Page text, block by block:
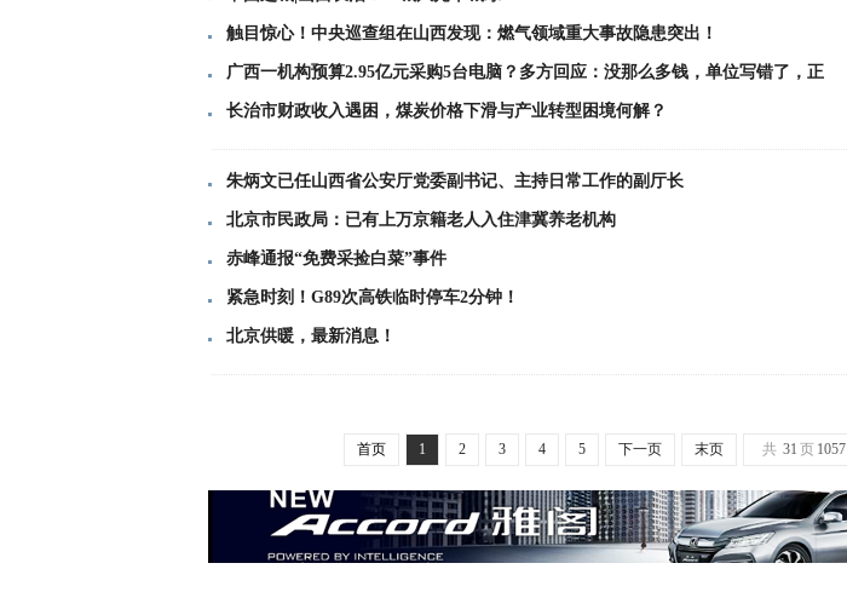
触目惊心！中央巡查组在山西发现：燃气领域重大事故隐患突出！
广西一机构预算2.95亿元采购5台电脑？多方回应：没那么多钱，单位写错了，正
长治市财政收入遇困，煤炭价格下滑与产业转型困境何解？
朱炳文已任山西省公安厅党委副书记、主持日常工作的副厅长
北京市民政局：已有上万京籍老人入住津冀养老机构
赤峰通报“免费采捡白菜”事件
紧急时刻！G89次高铁临时停车2分钟！
北京供暖，最新消息！
首页 1 2 3 4 5 下一页 末页 共 31 页 1057